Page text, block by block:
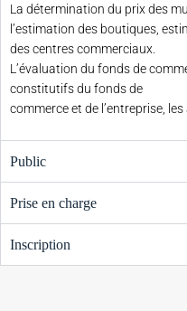
La détermination du prix des
l’estimation des boutiques,
des centres commerciaux.
L’évaluation du fonds de
constitutifs du fonds de
commerce et de l’entreprise,
Public
Prise en charge
Inscription